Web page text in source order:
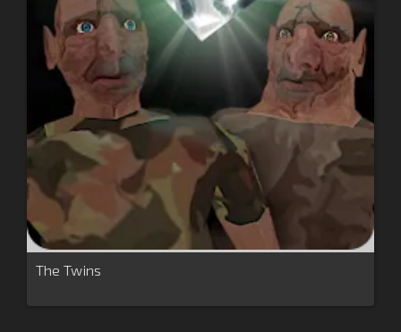
The Twins